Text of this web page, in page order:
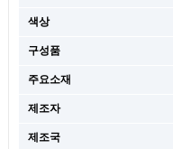
색상
구성품
주요소재
제조자
제조국